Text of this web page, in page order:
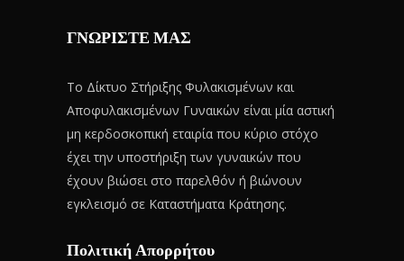
ΓΝΩΡΙΣΤΕ ΜΑΣ
Το Δίκτυο Στήριξης Φυλακισμένων και
Αποφυλακισμένων Γυναικών είναι μία αστική
μη κερδοσκοπική εταιρία που κύριο στόχο
έχει την υποστήριξη των γυναικών που
έχουν βιώσει στο παρελθόν ή βιώνουν
εγκλεισμό σε Καταστήματα Κράτησης.
Πολιτική Απορρήτου